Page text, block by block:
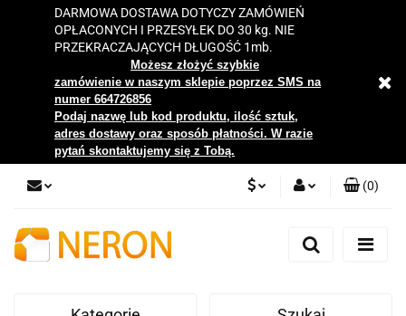
DARMOWA DOSTAWA DOTYCZY ZAMÓWIEŃ
OPŁACONYCH I PRZESYŁEK DO 30 kg. NIE
PRZEKRACZAJĄCYCH DŁUGOŚĆ 1mb.
Możesz złożyć szybkie
zamówienie w naszym sklepie poprzez SMS na
numer 664726856
Podaj nazwę lub kod produktu, ilość sztuk,
adres dostawy oraz sposób płatności. W razie
pytań skontaktujemy się z Tobą.
Zaloguj się
(0)